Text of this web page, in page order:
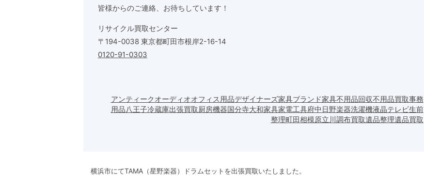
皆様からのご連絡、お待ちしています！
リサイクル買取センター
〒194-0038 東京都町田市根岸2-16-14
0120-91-0303
アンティークオーディオオフィス用品デザイナーズ家具ブランド家具不用品回収不用品買取事務
用品八王子冷蔵庫出張買取 厨房機器国分寺大和家具家電工具府中 日野楽器洗濯機液晶テレビ生前
整理町田相模原立川調布買取遺品整理遺品買取
横浜市にてTAMA（星野楽器）ドラムセットを出張買取いたしました。